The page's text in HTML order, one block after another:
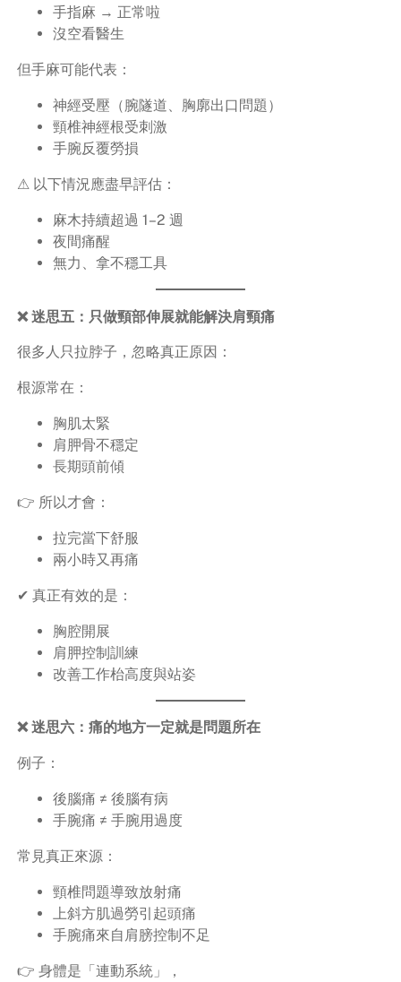
手指麻 → 正常啦
沒空看醫生
但手麻可能代表：
神經受壓（腕隧道、胸廓出口問題）
頸椎神經根受刺激
手腕反覆勞損
⚠ 以下情況應盡早評估：
麻木持續超過 1–2 週
夜間痛醒
無力、拿不穩工具
❌ 迷思五：只做頸部伸展就能解決肩頸痛
很多人只拉脖子，忽略真正原因：
根源常在：
胸肌太緊
肩胛骨不穩定
長期頭前傾
👉 所以才會：
拉完當下舒服
兩小時又再痛
✔ 真正有效的是：
胸腔開展
肩胛控制訓練
改善工作枱高度與站姿
❌ 迷思六：痛的地方一定就是問題所在
例子：
後腦痛 ≠ 後腦有病
手腕痛 ≠ 手腕用過度
常見真正來源：
頸椎問題導致放射痛
上斜方肌過勞引起頭痛
手腕痛來自肩膀控制不足
👉 身體是「連動系統」，